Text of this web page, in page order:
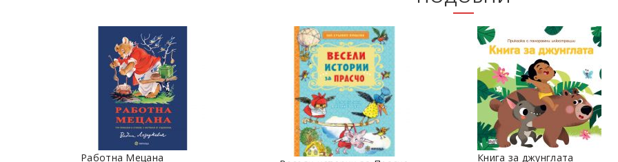
Работна Мецана Книга за джунглата